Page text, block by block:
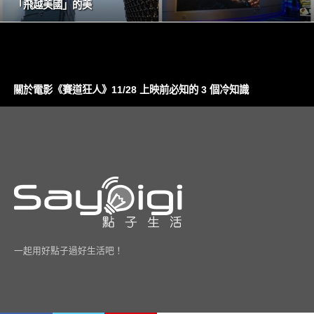
「飛越美國」的美
關於電影《賽道狂人》11/28 上映前必知的 3 個冷知識
一起用好點子過好生活吧！